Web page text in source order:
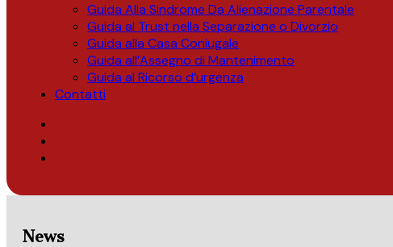
Guida Alla Sindrome Da Alienazione Parentale
Guida al Trust nella Separazione o Divorzio
Guida alla Casa Coniugale
Guida all’Assegno di Mantenimento
Guida al Ricorso d’urgenza
Contatti
News